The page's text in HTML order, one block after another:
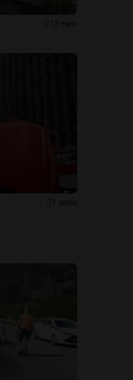
12 mesi
1 anno